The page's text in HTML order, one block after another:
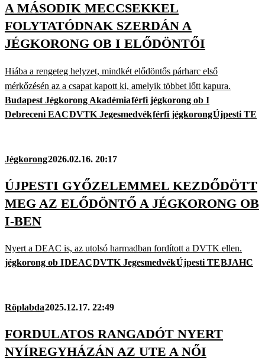
A MÁSODIK MECCSEKKEL
FOLYTATÓDNAK SZERDÁN A
JÉGKORONG OB I ELŐDÖNTŐI
Hiába a rengeteg helyzet, mindkét elődöntős párharc első
mérkőzésén az a csapat kapott ki, amelyik többet lőtt kapura.
Budapest Jégkorong Akadémiaférfi jégkorong ob I
Debreceni EACDVTK Jegesmedvékférfi jégkorongÚjpesti TE
Jégkorong2026.02.16. 20:17
ÚJPESTI GYŐZELEMMEL KEZDŐDÖTT
MEG AZ ELŐDÖNTŐ A JÉGKORONG OB
I-BEN
Nyert a DEAC is, az utolsó harmadban fordított a DVTK ellen.
jégkorong ob IDEACDVTK JegesmedvékÚjpesti TEBJAHC
Röplabda2025.12.17. 22:49
FORDULATOS RANGADÓT NYERT
NYÍREGYHÁZÁN AZ UTE A NŐI